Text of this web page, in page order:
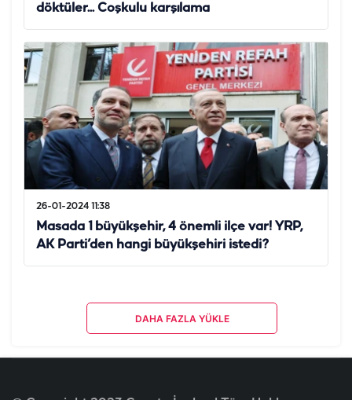
döktüler... Coşkulu karşılama
26-01-2024 11:38
Masada 1 büyükşehir, 4 önemli ilçe var! YRP,
AK Parti’den hangi büyükşehiri istedi?
DAHA FAZLA YÜKLE